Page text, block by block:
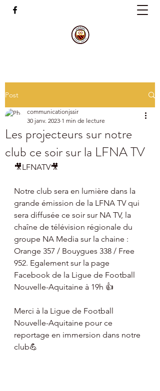
Post
Les projecteurs sur notre
club ce soir sur la LFNA TV
communicationjssir
30 janv. 2023 1 min de lecture
🎥LFNATV🎥
Notre club sera en lumière dans la
grande émission de la LFNA TV qui
sera diffusée ce soir sur NA TV, la
chaîne de télévision régionale du
groupe NA Media sur la chaine :
Orange 357 / Bouygues 338 / Free
952. Egalement sur la page
Facebook de la Ligue de Football
Nouvelle-Aquitaine à 19h 👍
Merci à la Ligue de Football
Nouvelle-Aquitaine pour ce
reportage en immersion dans notre
club💪